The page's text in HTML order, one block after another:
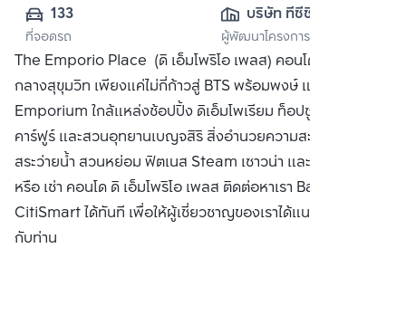
133
ที่จอดรถ
บริษัท ทีซีซี
แคปปิตอล แลนด์
จำกัด
ผู้พัฒนาโครงการ
The Emporio Place (ดิ เอ็มโพริโอ เพลส) คอนโดมิเนียมหรู
กลางสุขุมวิท เพียงแค่ไม่กี่ก้าวสู่ BTS พร้อมพงษ์ และห้าง The
Emporium ใกล้แหล่งช้อปปิ้ง ดิเอ็มโพเรียม ท็อปซูเปอร์มาร์เก็ต
คาร์ฟูร์ และสวนอุทยานเบญจสิริ สิ่งอำนวยความสะดวก ล็อบบี้
สระว่ายน้ำ สวนหย่อม ฟิตเนส Steam เซาวน่า และ รปภ ซื้อ ขาย
หรือ เช่า คอนโด ดิ เอ็มโพริโอ เพลส ติดต่อหาเรา Bangkok
CitiSmart ได้ทันที เพื่อให้ผู้เชี่ยวชาญของเราได้แนะนำคอนโดให้
กับท่าน